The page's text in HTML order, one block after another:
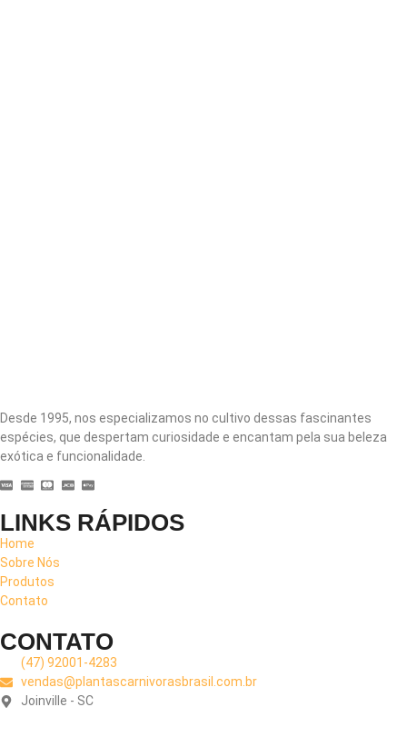
Desde 1995, nos especializamos no cultivo dessas fascinantes
espécies, que despertam curiosidade e encantam pela sua beleza
exótica e funcionalidade.
LINKS RÁPIDOS
Home
Sobre Nós
Produtos
Contato
CONTATO
(47) 92001-4283
vendas@plantascarnivorasbrasil.com.br
Joinville - SC